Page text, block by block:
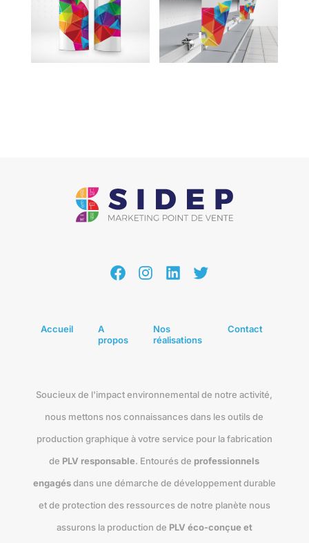
FacebookInstagramLinkedInTwitter
Accueil
A
propos
Nos
réalisations
Contact
Soucieux de l'impact environnemental de notre activité,
nous mettons nos connaissances dans les outils de
production graphique à votre service pour la fabrication
de PLV responsable. Entourés de professionnels
engagésdans une démarche de développement durable
et de protection des ressources de notre planète nous
assurons la production de PLV éco-conçue et